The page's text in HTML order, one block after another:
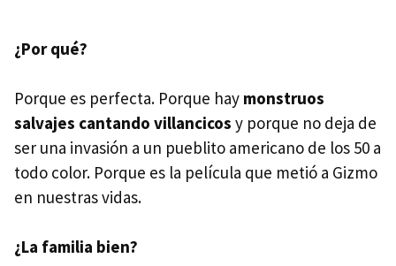
¿Por qué?
Porque es perfecta. Porque hay monstruos
salvajes cantando villancicos y porque no deja de
ser una invasión a un pueblito americano de los 50 a
todo color. Porque es la película que metió a Gizmo
en nuestras vidas.
¿La familia bien?